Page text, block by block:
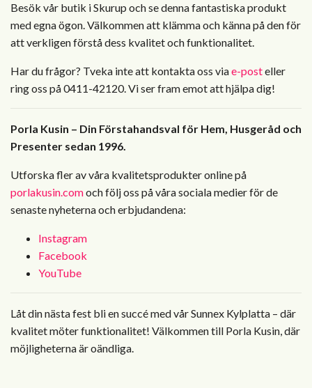
Besök vår butik i Skurup och se denna fantastiska produkt
med egna ögon. Välkommen att klämma och känna på den för
att verkligen förstå dess kvalitet och funktionalitet.
Har du frågor? Tveka inte att kontakta oss viae-posteller
ring oss på 0411-42120. Vi ser fram emot att hjälpa dig!
Porla Kusin – Din Förstahandsval för Hem, Husgeråd och
Presenter sedan 1996.
Utforska fler av våra kvalitetsprodukter online på
porlakusin.comoch följ oss på våra sociala medier för de
senaste nyheterna och erbjudandena:
Instagram
Facebook
YouTube
Låt din nästa fest bli en succé med vår Sunnex Kylplatta – där
kvalitet möter funktionalitet! Välkommen till Porla Kusin, där
möjligheterna är oändliga.